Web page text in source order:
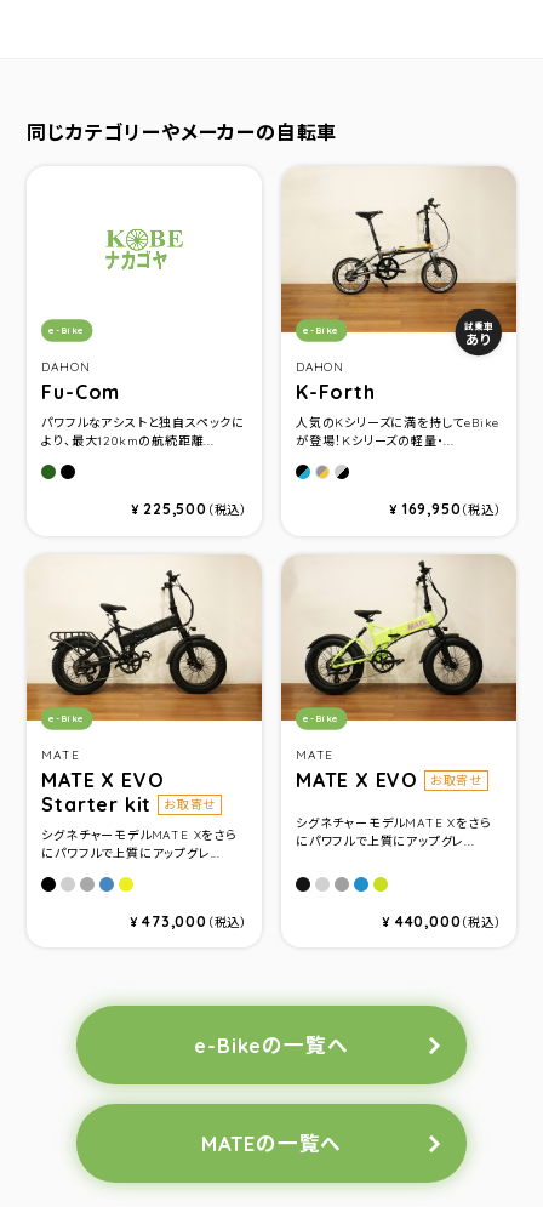
同じカテゴリーやメーカーの自転車
DAHON
Fu-Com
カテゴリ：
e-Bike
パワフルなアシストと独自スペックに
より、最大120kmの航続距離...
カーキ
マットブラック
¥ 225,500 （税込）
DAHON
K-Forth
カテゴリ：
e-Bike 試乗車
あり
人気のKシリーズに満を持してeBike
が登場！Kシリーズの軽量・...
Ocean Blue
Sunset Orange
Ice Breeze
¥ 169,950（税込）
MATE
MATE X EVO
Starter kit
お取寄せ
カテゴリ：
e-Bike
シグネチャーモデルMATE Xをさら
にパワフルで上質にアップグレ...
Subdued Black
Ghost Gravity
Silver Comet
Ocean Shimmer
Citrus Beat
¥473,000 （税込）
MATE
MATE X EVO お取寄せ
カテゴリ：
e-Bike
シグネチャーモデルMATE Xをさら
にパワフルで上質にアップグレ...
Subdued Black
Ghost Gravity
Silver Comet
Ocean Shimmer
Citrus Beat
¥ 440,000（税込）
e-Bikeの一覧へ
MATEの一覧へ